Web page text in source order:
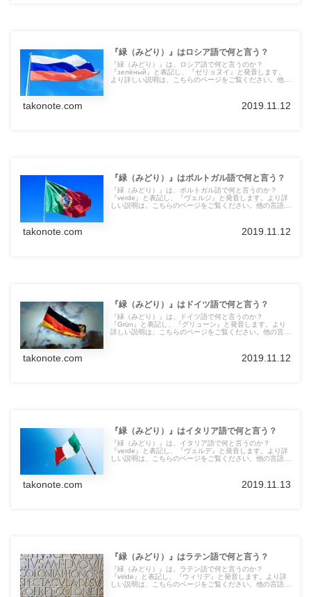
『緑（みどり）』はロシア語で何と言う？
『緑（みどり）』は、ロシア語で何と言うのか？
『зелёный』と表記し、『ゼリョヌイ』と発音します。
より詳しい説明は、こちらのページをご覧ください。他の
takonote.com 2019.11.12
『緑（みどり）』はポルトガル語で何と言う？
『緑（みどり）』は、ポルトガル語で何と言うのか？
『verde』と表記し、『ヴェルジ』と発音します。より詳
しい説明は、こちらのページをご覧ください。他の言語の
takonote.com 2019.11.12
『緑（みどり）』はドイツ語で何と言う？
『緑（みどり）』は、ドイツ語で何と言うのか？
『Grün』と表記し、『グリューン』と発音します。より
詳しい説明は、こちらのページをご覧ください。他の言語
takonote.com 2019.11.12
『緑（みどり）』はイタリア語で何と言う？
『緑（みどり）』は、イタリア語で何と言うのか？
『verde』と表記し、『ヴェルデ』と発音します。より詳
しい説明は、こちらのページをご覧ください。他の言語の
takonote.com 2019.11.13
『緑（みどり）』はラテン語で何と言う？
『緑（みどり）』は、ラテン語で何と言うのか？
『viride』と表記し、『ウィリデ』と発音します。より詳
しい説明は、こちらのページをご覧ください。他の言語の